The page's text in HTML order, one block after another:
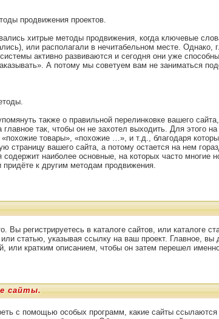
продвижения проектов.
хитрые методы продвижения, когда ключевые
или располагали в нечитабельном месте. Однако,
активно развиваются и сегодня они уже
А потому мы советуем вам не заниматься
также о правильной перелинковке вашего
так, чтобы он не захотел выходить. Для этого
«похожие товары», «похожие …», и т.д., благодаря
страницу вашего сайта, а потому остается на нем
содержит наиболее основные, на которых часто многие
к другим методам продвижения.
Вы регистрируетесь в каталоге сайтов, или каталоге
статью, указывая ссылку на ваш проект. Главное, вы
или кратким описанием, чтобы он затем перешел
сайты.
с помощью особых программ, какие сайты ссылаются